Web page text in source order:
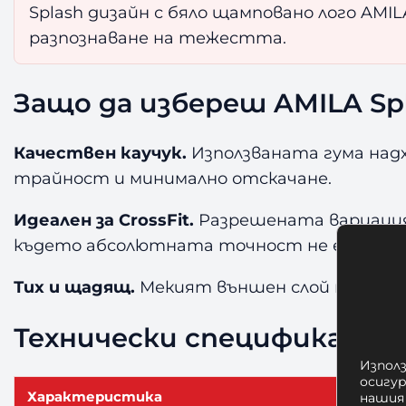
Splash дизайн с бяло щамповано лого
разпознаване на тежестта.
Защо да избереш AMILA
Качествен каучук. Използваната гума
трайност и минимално отскачане.
Идеален за CrossFit. Разрешената
където абсолютната точност не е
Тих и щадящ. Мекият външен слой
Технически спецификации
Характеристика